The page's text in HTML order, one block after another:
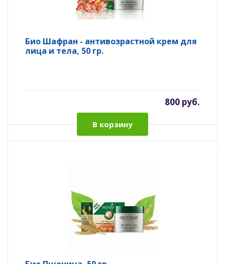
Био Шафран - антивозрастной крем для
лица и тела, 50 гр.
800 руб.
В корзину